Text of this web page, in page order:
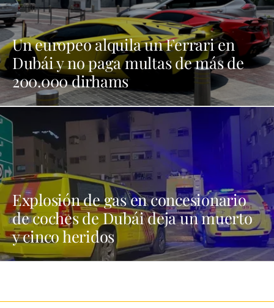
Un europeo alquila un Ferrari en
Dubái y no paga multas de más de
200.000 dirhams
Explosión de gas en concesionario
de coches de Dubái deja un muerto
y cinco heridos